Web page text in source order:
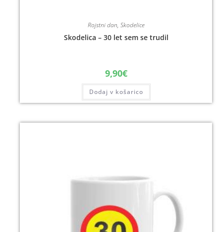
Rojstni dan, Skodelice
Skodelica – 30 let sem se trudil
9,90€
Dodaj v košarico